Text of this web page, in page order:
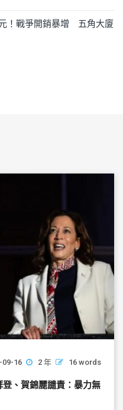
！戰爭開銷暴增 五角大廈
09-16 2 年 16 words
、賀錦麗譴責：暴力無